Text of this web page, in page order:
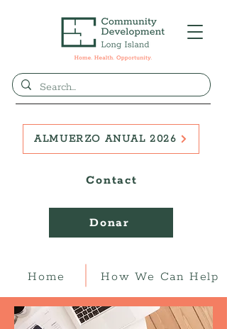
Donar
Contact
ALMUERZO ANUAL 2026
Home How We Can Help